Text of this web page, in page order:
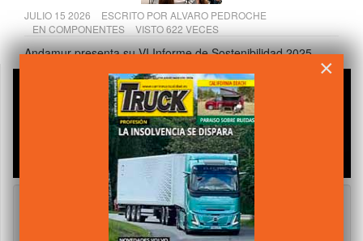
JULIO 15 2026 ESCRITO POR ALVARO PEDROCHE
EN COMPONENTES VISTO 622 VECES
Andamur presenta su VI Informe de Sostenibilidad 2025
×